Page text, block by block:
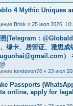
4 Mythic Uniques
Brisk « 25 июл 2026,
(Telegram：
绿卡、居留证、雅思成
）
toretovon76 « 23 июл
Passports
online, apply for